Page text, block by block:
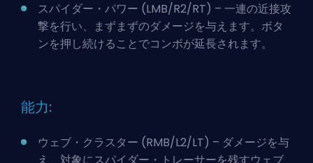
スパイダー・パワー (LMB/R2/RT) – 一連の近接攻
撃を行い、まずまずのダメージを与えます。ボタ
ンを押し続けることでコンボが延長されます。
能力:
ウェブ・クラスター (RMB/L2/LT) – ダメージを与